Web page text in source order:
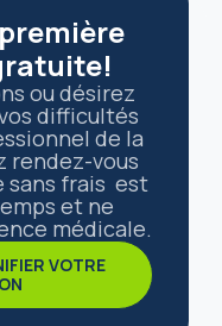
ou désirez
difficultés
de la
rendez-vous
sans frais est
et ne
médicale.
VOTRE